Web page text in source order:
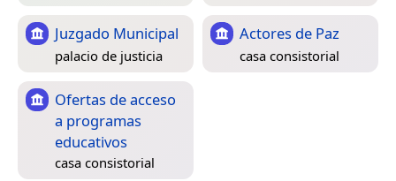
Juzgado Municipal
palacio de justicia
Actores de Paz
casa consistorial
Ofertas de acceso
a programas
educativos
casa consistorial